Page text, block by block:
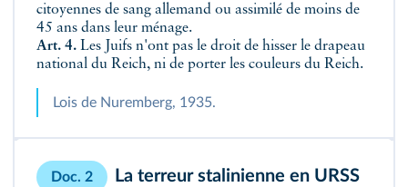
citoyennes de sang allemand ou assimilé de moins de
45 ans dans leur ménage.
Art. 4. Les Juifs n'ont pas le droit de hisser le drapeau
national du Reich, ni de porter les couleurs du Reich.
Lois de Nuremberg, 1935.
Doc. 2 La terreur stalinienne en URSS